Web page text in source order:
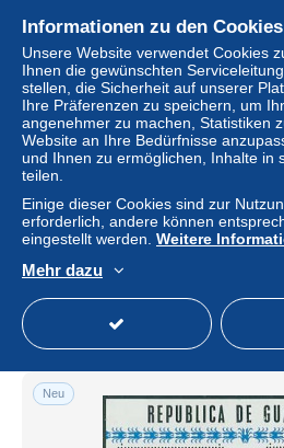
Postkarte Paris P.P. nach
Neu
Informationen zu den Cookies
Unsere Website verwendet Cookies
Ihnen die gewünschten
stellen, die Sicherheit auf unserer
Ihre Präferenzen zu speichern, um
angenehmer zu machen, Statistiken
Website an Ihre Bedürfnisse
und Ihnen zu ermöglichen, Inhalte in
teilen.
Einige dieser Cookies sind zur
erforderlich, andere können
eingestellt werden. Weitere
Mehr dazu